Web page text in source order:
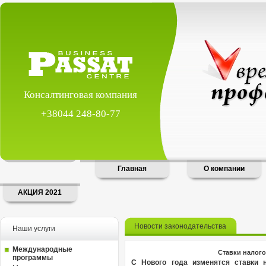
Консалтинговая компания
+38044 248-80-77
Главная О компании
АКЦИЯ 2021
Наши услуги
Международные
программы
Новости законодательства
Ставки
С Нового года изменятся ставки